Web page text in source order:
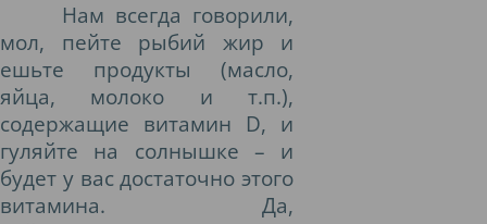
Нам всегда говорили,
мол, пейте рыбий жир и
ешьте продукты (масло,
яйца, молоко и т.п.),
содержащие витамин D, и
гуляйте на солнышке – и
будет у вас достаточно этого
витамина. Да,